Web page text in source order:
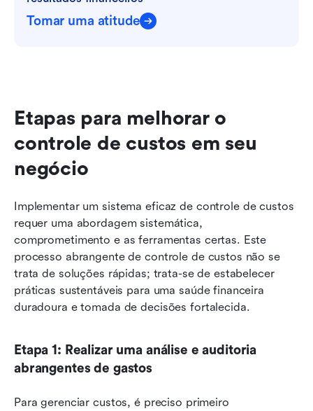
Tomar uma atitude
Etapas para melhorar o
controle de custos em seu
negócio
Implementar um sistema eficaz de controle de custos
requer uma abordagem sistemática,
comprometimento e as ferramentas certas. Este
processo abrangente de controle de custos não se
trata de soluções rápidas; trata-se de estabelecer
práticas sustentáveis para uma saúde financeira
duradoura e tomada de decisões fortalecida.
Etapa 1: Realizar uma análise e auditoria
abrangentes de gastos
Para gerenciar custos, é preciso primeiro